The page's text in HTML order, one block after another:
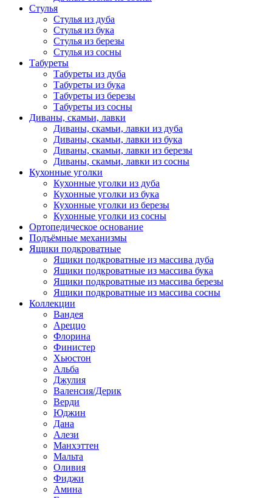
Стулья
Стулья из дуба
Стулья из бука
Стулья из березы
Стулья из сосны
Табуреты
Табуреты из дуба
Табуреты из бука
Табуреты из березы
Табуреты из сосны
Диваны, скамьи, лавки
Диваны, скамьи, лавки из дуба
Диваны, скамьи, лавки из бука
Диваны, скамьи, лавки из березы
Диваны, скамьи, лавки из сосны
Кухонные уголки
Кухонные уголки из дуба
Кухонные уголки из бука
Кухонные уголки из березы
Кухонные уголки из сосны
Ортопедическое основание
Подъёмные механизмы
Ящики подкроватные
Ящики подкроватные из массива дуба
Ящики подкроватные из массива бука
Ящики подкроватные из массива березы
Ящики подкроватные из массива сосны
Коллекции
Вандея
Ареццо
Флорина
Финистер
Хьюстон
Альба
Джулия
Валенсия/Дерик
Верди
Юджин
Дана
Алези
Манхэттен
Мальта
Оливия
Фиджи
Амина